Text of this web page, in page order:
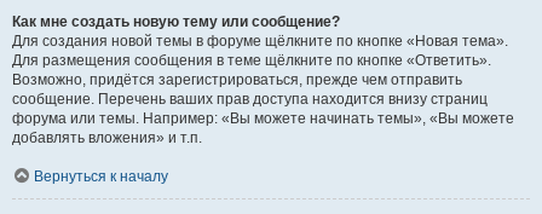
Как мне создать новую тему или сообщение?
Для создания новой темы в форуме щёлкните по кнопке «Новая тема».
Для размещения сообщения в теме щёлкните по кнопке «Ответить».
Возможно, придётся зарегистрироваться, прежде чем отправить
сообщение. Перечень ваших прав доступа находится внизу страниц
форума или темы. Например: «Вы можете начинать темы», «Вы можете
добавлять вложения» и т.п.
Вернуться к началу